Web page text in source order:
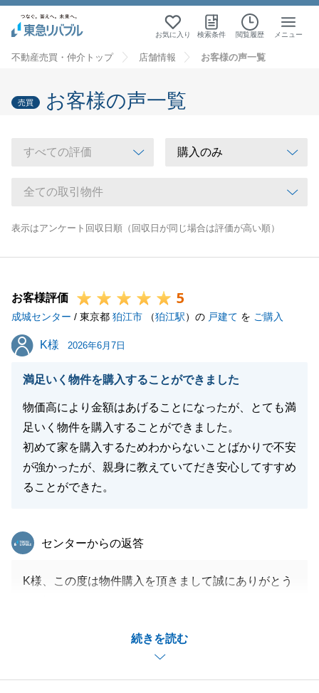
お気に入り 検索条件 閲覧履歴 メニュー
不動産売買・仲介トップ 店舗情報 お客様の声一覧
売買 お客様の声一覧
表示はアンケート回収日順（回収日が同じ場合は評価が高い順）
お客様評価 5
成城センター / 東京都 狛江市 （狛江駅）の 戸建て を ご購入
K様
K様 2026年6月7日
満足いく物件を購入することができました
物価高により金額はあげることになったが、とても満
足いく物件を購入することができました。
初めて家を購入するためわからないことばかりで不安
が強かったが、親身に教えていてだき安心してすすめ
ることができた。
続きを読む
東急リバブル
センターからの返答
K様、この度は物件購入を頂きまして誠にありがとう
担をおかけしましたが、
ご購入頂けた物件は総合的にとても良い物件で、無事
にご購入を頂けた事がとても嬉しいです。